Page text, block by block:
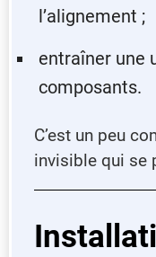
l’alignement ;
entraîner une
composants.
C’est un peu
invisible qui se